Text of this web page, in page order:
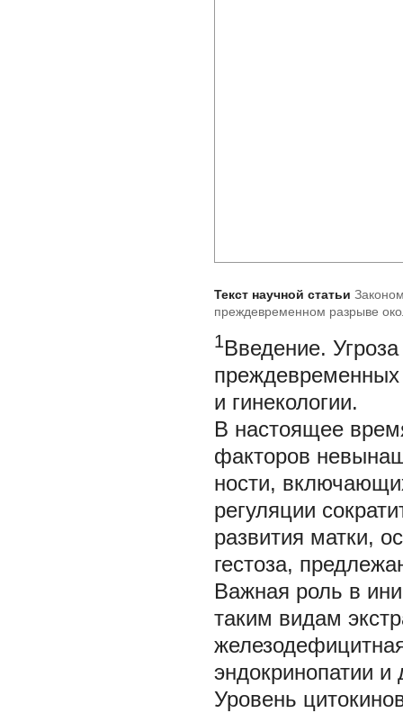
Текст научной статьи
преждевременном разрыве
1Введение.
и гинекологии.
В настоящее
факторов
ности,
регуляции
развития матки,
гестоза,
Важная роль в
таким видам
эндокринопатии
Уровень